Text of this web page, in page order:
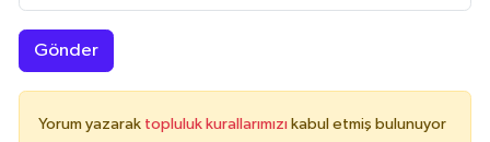
Gönder
Yorum yazarak topluluk kurallarımızı kabul etmiş bulunuyor